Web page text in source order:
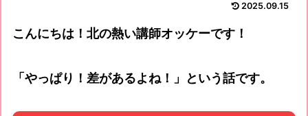
2025.09.15
こんにちは！北の熱い講師オッケーです！
「やっぱり！差があるよね！」という話です。